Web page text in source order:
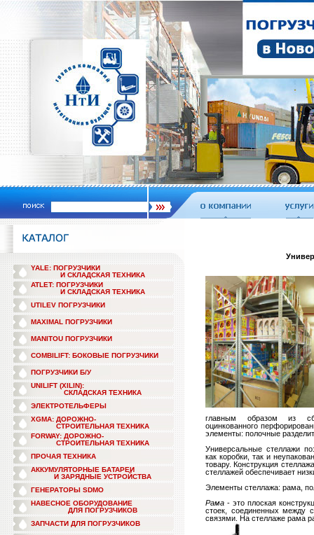
YALE: ПОГРУЗЧИКИ
И СКЛАДСКАЯ ТЕХНИКА
ATLET: ПОГРУЗЧИКИ
И СКЛАДСКАЯ ТЕХНИКА
UTILEV ПОГРУЗЧИКИ
MAXIMAL ПОГРУЗЧИКИ
MANITOU ПОГРУЗЧИКИ
COMBILIFT: БОКОВЫЕ ПОГРУЗЧИКИ
ПОГРУЗЧИКИ Б/У
UNILIFT (XILIN):
СКЛАДСКАЯ ТЕХНИКА
ЭЛЕКТРОТЕЛЬФЕРЫ
XGMA: ДОРОЖНО-
СТРОИТЕЛЬНАЯ ТЕХНИКА
FORWAY: ДОРОЖНО-
СТРОИТЕЛЬНАЯ ТЕХНИКА
ПРОЧАЯ ТЕХНИКА
АККУМУЛЯТОРНЫЕ БАТАРЕИ
И ЗАРЯДНЫЕ УСТРОЙСТВА
ГЕНЕРАТОРЫ SDMO
НАВЕСНОЕ ОБОРУДОВАНИЕ
ДЛЯ ПОГРУЗЧИКОВ
ЗАПЧАСТИ ДЛЯ ПОГРУЗЧИКОВ
главным образом из
оцинкованного
элементы: полочные
Универсальные стеллажи
как коробки, так и
товару. Конструкция
стеллажей обеспечивает
Элементы стеллажа: рама,
Рама - это плоская
стоек, соединенных между
связями. На стеллаже рама